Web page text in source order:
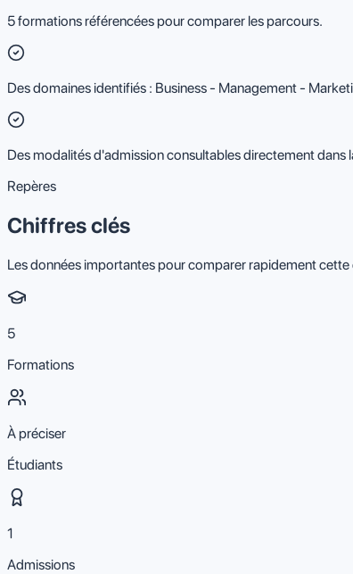
5 formations référencées pour comparer les parcours.
Des domaines identifiés : Business - Management -
Des modalités d'admission consultables directement dans
Repères
Chiffres clés
Les données importantes pour comparer rapidement
5
Formations
À préciser
Étudiants
1
Admissions